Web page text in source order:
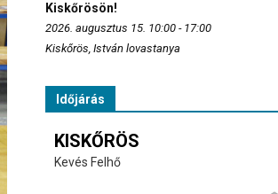
Kiskőrösön!
2026. augusztus 15. 10:00 - 17:00
Kiskőrös, István lovastanya
Időjárás
KISKŐRÖS
Kevés Felhő